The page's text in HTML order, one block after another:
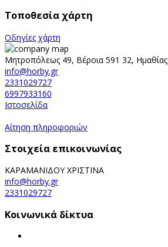
Τοποθεσία χάρτη
Οδηγίες χάρτη
Μητροπόλεως 49, Βέροια 591 32, Ημαθίας
info@horby.gr
2331029727
6997933160
Ιστοσελίδα
Αίτηση πληροφοριών
Στοιχεία επικοινωνίας
ΚΑΡΑΜΑΝΙΔΟΥ ΧΡΙΣΤΙΝΑ
info@horby.gr
2331029727
Κοινωνικά δίκτυα